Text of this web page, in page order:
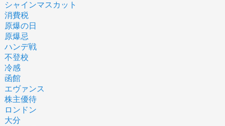
シャインマスカット
消費税
原爆の日
原爆忌
ハンデ戦
不登校
冷感
函館
エヴァンス
株主優待
ロンドン
大分